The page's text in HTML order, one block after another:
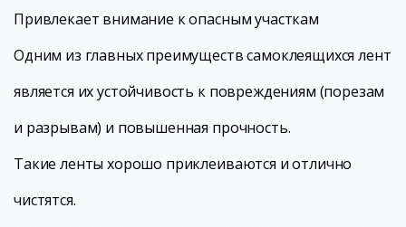
Привлекает внимание к опасным участкам
Одним из главных преимуществ самоклеящихся лент
является их устойчивость к повреждениям (порезам
и разрывам) и повышенная прочность.
Такие ленты хорошо приклеиваются и отлично
чистятся.